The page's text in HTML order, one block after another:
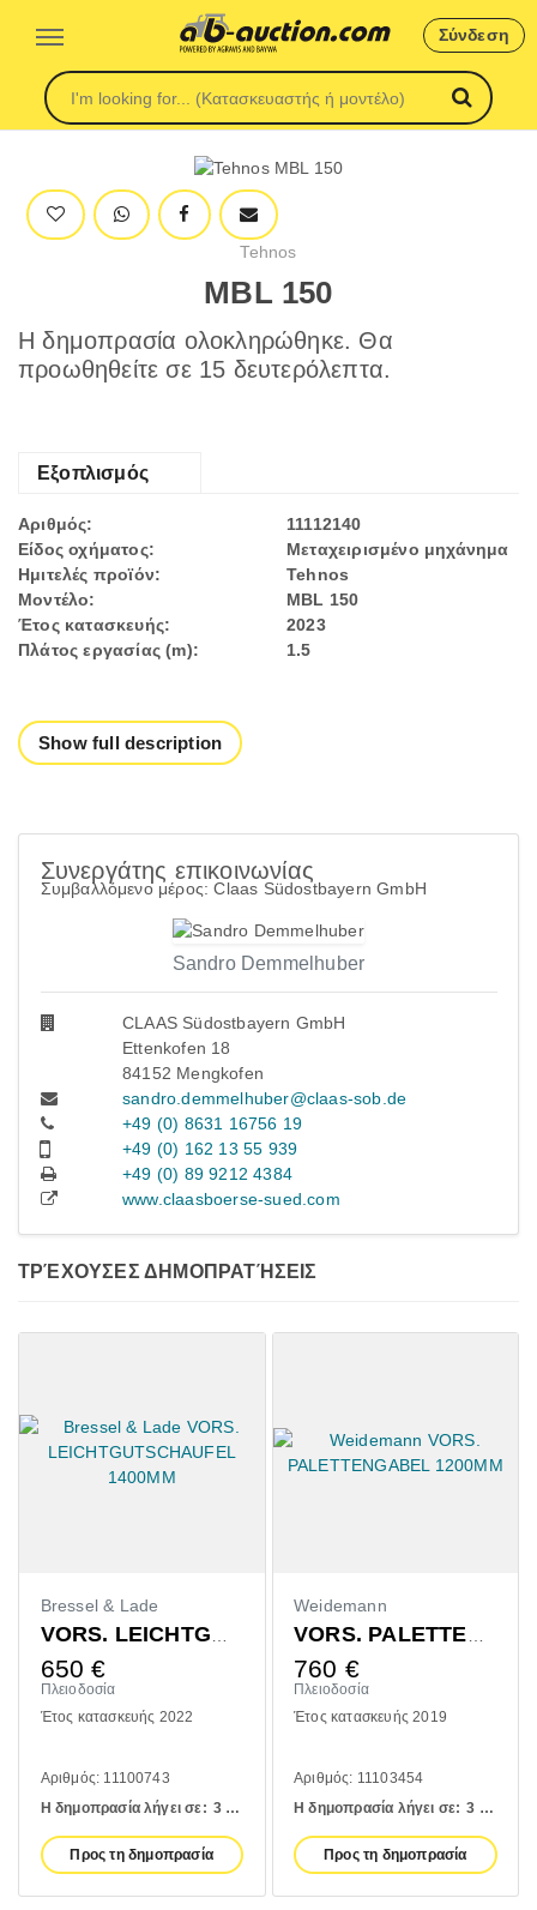
Σύνδεση
Tehnos
MBL 150
Η δημοπρασία ολοκληρώθηκε. Θα
προωθηθείτε σε 15 δευτερόλεπτα.
Εξοπλισμός
Αριθμός:
11112140
Είδος οχήματος:
Μεταχειρισμένο μηχάνημα
Ημιτελές προϊόν:
Tehnos
Μοντέλο:
MBL 150
Έτος κατασκευής:
2023
Πλάτος εργασίας (m):
1.5
Show full description
Συνεργάτης επικοινωνίας
Συμβαλλόμενο μέρος: Claas Südostbayern GmbH
Sandro Demmelhuber
CLAAS Südostbayern GmbH
Ettenkofen 18
84152 Mengkofen
sandro.demmelhuber@claas-sob.de
+49 (0) 8631 16756 19
+49 (0) 162 13 55 939
+49 (0) 89 9212 4384
www.claasboerse-sued.com
ΤΡΈΧΟΥΣΕΣ ΔΗΜΟΠΡΑΤΉΣΕΙΣ
Bressel & Lade
VORS. LEICHTGUTSCHAUFEL 1400MM
650 €
Πλειοδοσία
Έτος κατασκευής 2022
Αριθμός: 11100743
Η δημοπρασία λήγει σε: 3 days
Προς τη δημοπρασία
Weidemann
VORS. PALETTENGABEL 1200MM
760 €
Πλειοδοσία
Έτος κατασκευής 2019
Αριθμός: 11103454
Η δημοπρασία λήγει σε: 3 days
Προς τη δημοπρασία